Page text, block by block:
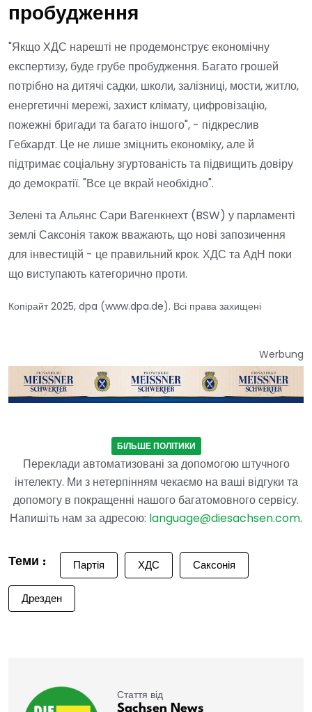
пробудження
"Якщо ХДС нарешті не продемонструє економічну
експертизу, буде грубе пробудження. Багато грошей
потрібно на дитячі садки, школи, залізниці, мости, житло,
енергетичні мережі, захист клімату, цифровізацію,
пожежні бригади та багато іншого", - підкреслив
Гебхардт. Це не лише зміцнить економіку, але й
підтримає соціальну згуртованість та підвищить довіру
до демократії. "Все це вкрай необхідно".
Зелені та Альянс Сари Вагенкнехт (BSW) у парламенті
землі Саксонія також вважають, що нові запозичення
для інвестицій - це правильний крок. ХДС та АдН поки
що виступають категорично проти.
Копірайт 2025, dpa (www.dpa.de). Всі права захищені
Werbung
БІЛЬШЕ ПОЛІТИКИ
Переклади автоматизовані за допомогою штучного
інтелекту. Ми з нетерпінням чекаємо на ваші відгуки та
допомогу в покращенні нашого багатомовного сервісу.
Напишіть нам за адресою: language@diesachsen.com.
Теми : Партія ХДС Саксонія
Дрезден
Стаття від
Sachsen News